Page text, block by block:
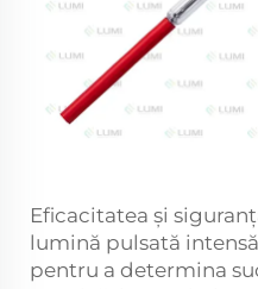
Eficacitatea și
lumină pulsată
pentru a determina